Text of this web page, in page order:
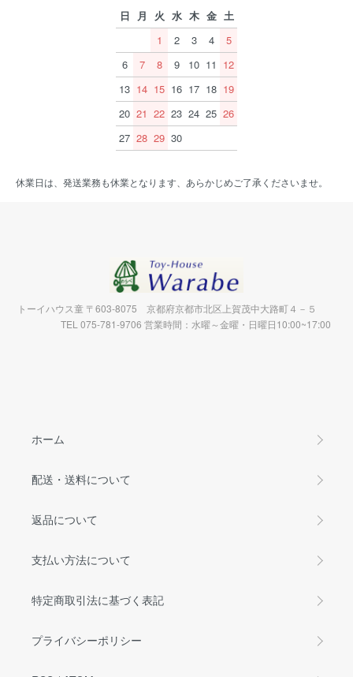
日 月 火 水 木 金 土
1
2 3 4
5
6
7 8 9 10 11 12
13 14 15 16 17 18 19
20 21 22 23 24 25 26
27 28 29 30
休業日は、発送業務も休業となります、あらかじめご了承くださいませ。
トーイハウス童 〒603-8075 京都府京都市北区上賀茂中大路町４－５
TEL 075-781-9706 営業時間：水曜～金曜・日曜日10:00~17:00
ホーム
配送・送料について
返品について
支払い方法について
特定商取引法に基づく表記
プライバシーポリシー